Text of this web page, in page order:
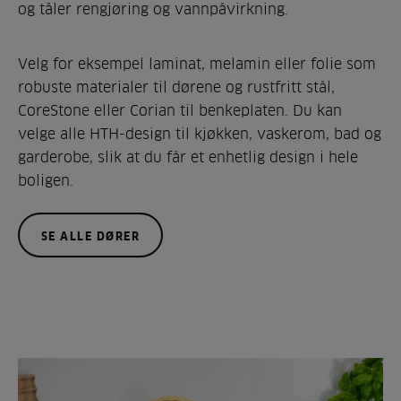
og tåler rengjøring og vannpåvirkning.
Velg for eksempel laminat, melamin eller folie som
robuste materialer til dørene og rustfritt stål,
CoreStone eller Corian til benkeplaten. Du kan
velge alle HTH-design til kjøkken, vaskerom, bad og
garderobe, slik at du får et enhetlig design i hele
boligen.
SE ALLE DØRER